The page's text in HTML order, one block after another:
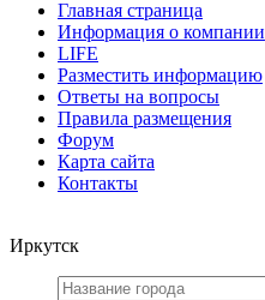
Главная страница
Информация о компании
LIFE
Разместить информацию
Ответы на вопросы
Правила размещения
Форум
Карта сайта
Контакты
Иркутск